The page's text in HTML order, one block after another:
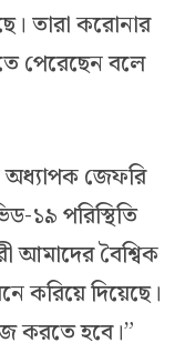
তারা করোনার
পেরেছেন বলে
অধ্যাপক জেফরি
১৯ পরিস্থিতি
আমাদের বৈশ্বিক
করিয়ে দিয়েছে।
করতে হবে।”